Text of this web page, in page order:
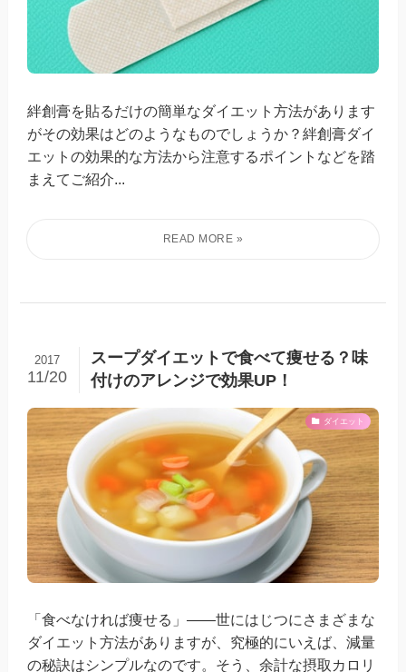
絆創膏を貼るだけの簡単なダイエット方法があります
がその効果はどのようなものでしょうか？絆創膏ダイ
エットの効果的な方法から注意するポイントなどを踏
まえてご紹介...
スープダイエットで食べて痩せる？味
付けのアレンジで効果UP！
2017
11/20
ダイエット
「食べなければ痩せる」――世にはじつにさまざまな
ダイエット方法がありますが、究極的にいえば、減量
の秘訣はシンプルなのです。そう、余計な摂取カロリ